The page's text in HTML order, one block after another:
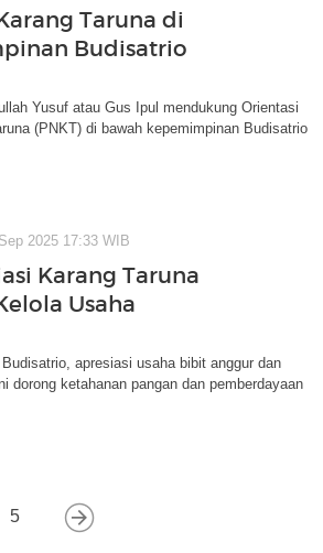
Taruna di
Budisatrio
Yusuf atau Gus Ipul mendukung Orientasi
(PNKT) di bawah kepemimpinan Budisatrio
2025 17:33 WIB
Karang Taruna
Usaha
apresiasi usaha bibit anggur dan
dorong ketahanan pangan dan pemberdayaan
5